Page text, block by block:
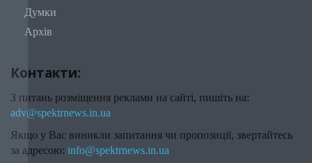
Думки
Архів
Контакти:
З питань розміщення реклами на сайті, пишіть на:
adv@spektrnews.in.ua
Якщо у Вас виникли запитання чи пропозиції, звертайтесь
за адресою: info@spektrnews.in.ua